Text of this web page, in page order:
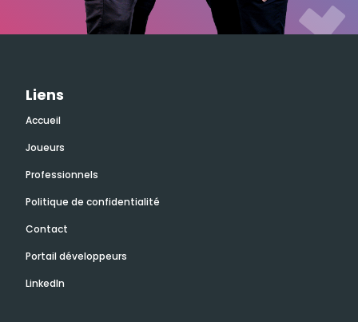
Liens
Accueil
Joueurs
Professionnels
Politique de confidentialité
Contact
Portail développeurs
LinkedIn